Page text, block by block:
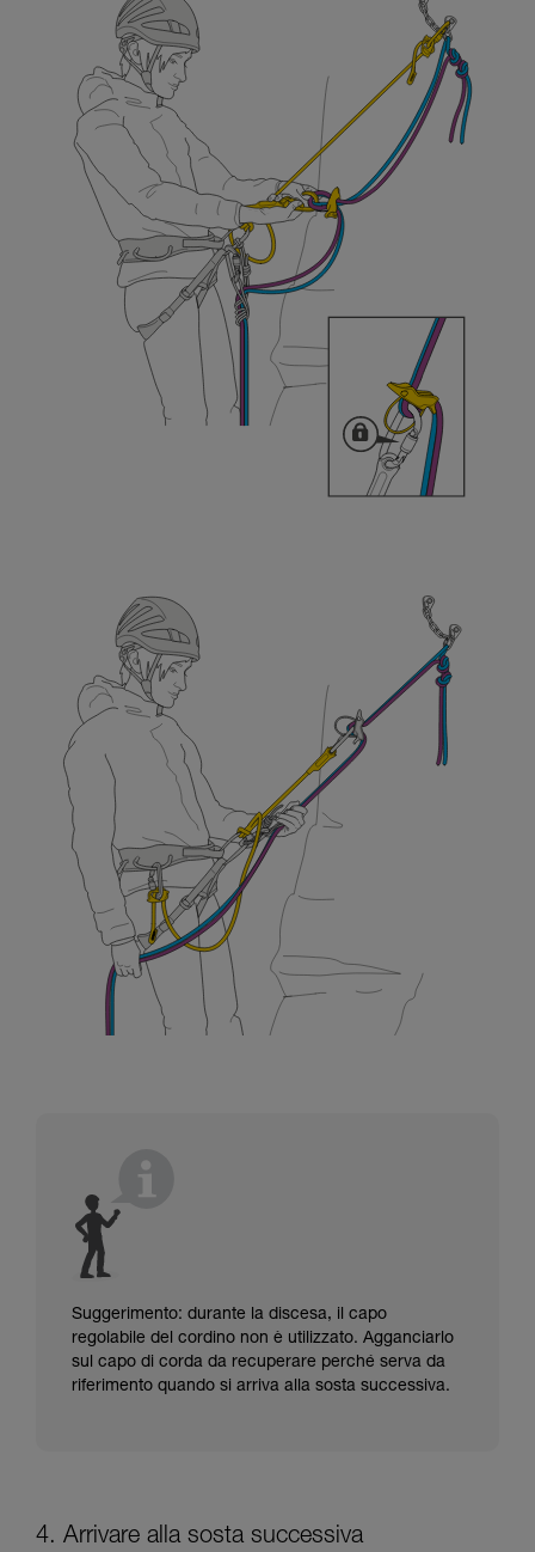
Suggerimento: durante la discesa, il capo
regolabile del cordino non è utilizzato. Agganciarlo
sul capo di corda da recuperare perché serva da
riferimento quando si arriva alla sosta successiva.
4. Arrivare alla sosta successiva